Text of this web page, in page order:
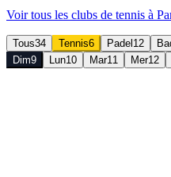
Voir tous les clubs de tennis à
Tous34 Tennis6 Padel 12
Dim9 Lun10 Mar11 Mer12